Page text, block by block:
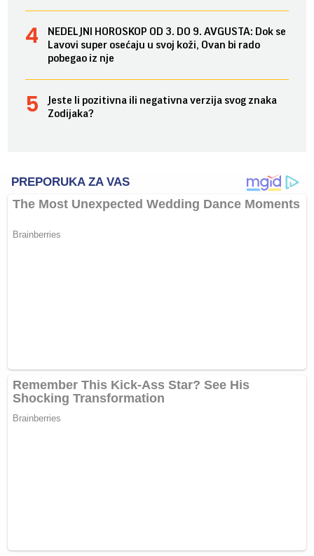
NEDELJNI HOROSKOP OD 3. DO 9. AVGUSTA: Dok se
Lavovi super osećaju u svoj koži, Ovan bi rado
pobegao iz nje
Jeste li pozitivna ili negativna verzija svog znaka
Zodijaka?